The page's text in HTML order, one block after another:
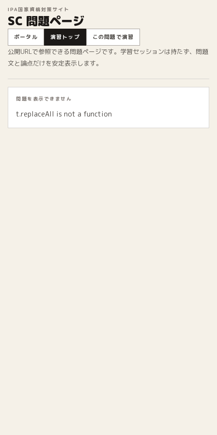
IPA国家資格対策サイト
SC 問題ページ
ポータル 演習トップ この問題で演習
公開URLで参照できる問題ページです。学習セッションは持たず、問題
文と論点だけを安定表示します。
問題を表示できません
t.replaceAll is not a function